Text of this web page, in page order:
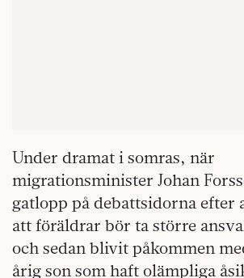
Under dramat i somras, när
migrationsminister Johan
gatlopp på debattsidorna efter
att föräldrar bör ta större
och sedan blivit påkommen
årig son som haft olämpliga